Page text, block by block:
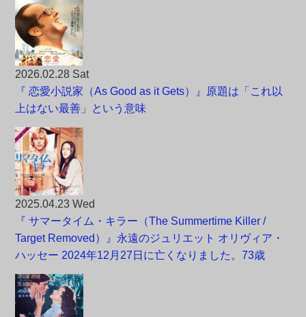
2026.02.28 Sat
『 恋愛小説家（As Good as it Gets）』原題は「これ以
上はない最善」という意味
2025.04.23 Wed
『 サマータイム・キラー（The Summertime Killer /
Target Removed）』永遠のジュリエット オリヴィア・
ハッセー 2024年12月27日に亡くなりました。73歳